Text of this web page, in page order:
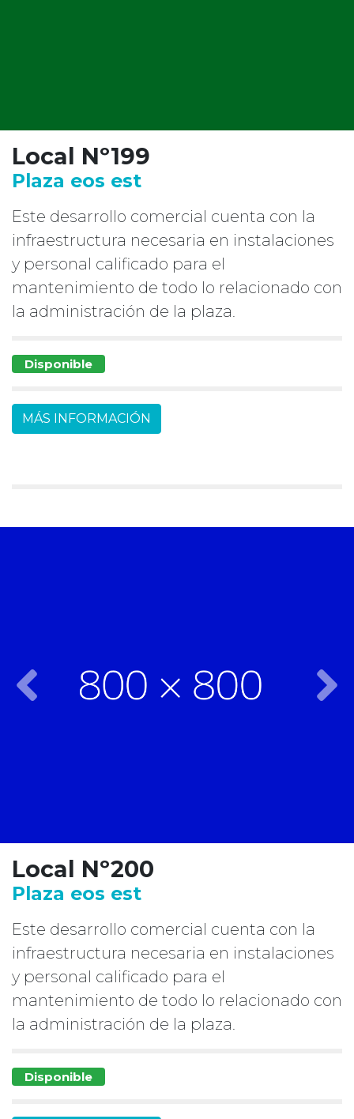
Local Nº199
Plaza eos est
Este desarrollo comercial cuenta con la
infraestructura necesaria en instalaciones
y personal calificado para el
mantenimiento de todo lo relacionado con
la administración de la plaza.
Disponible
MÁS INFORMACIÓN
Previous
Local Nº200
Plaza eos est
Este desarrollo comercial cuenta con la
infraestructura necesaria en instalaciones
y personal calificado para el
mantenimiento de todo lo relacionado con
la administración de la plaza.
Disponible